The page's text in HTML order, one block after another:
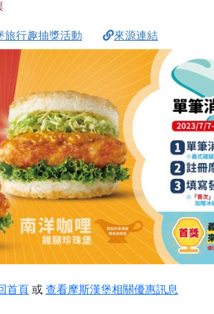
旅行趣抽獎活動 來源連結
首頁 或 查看摩斯漢堡相關優惠訊息